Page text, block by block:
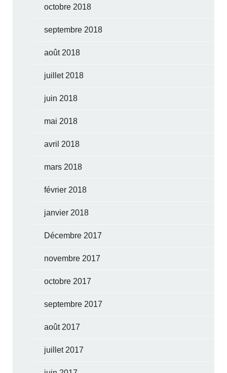
octobre 2018
septembre 2018
août 2018
juillet 2018
juin 2018
mai 2018
avril 2018
mars 2018
février 2018
janvier 2018
Décembre 2017
novembre 2017
octobre 2017
septembre 2017
août 2017
juillet 2017